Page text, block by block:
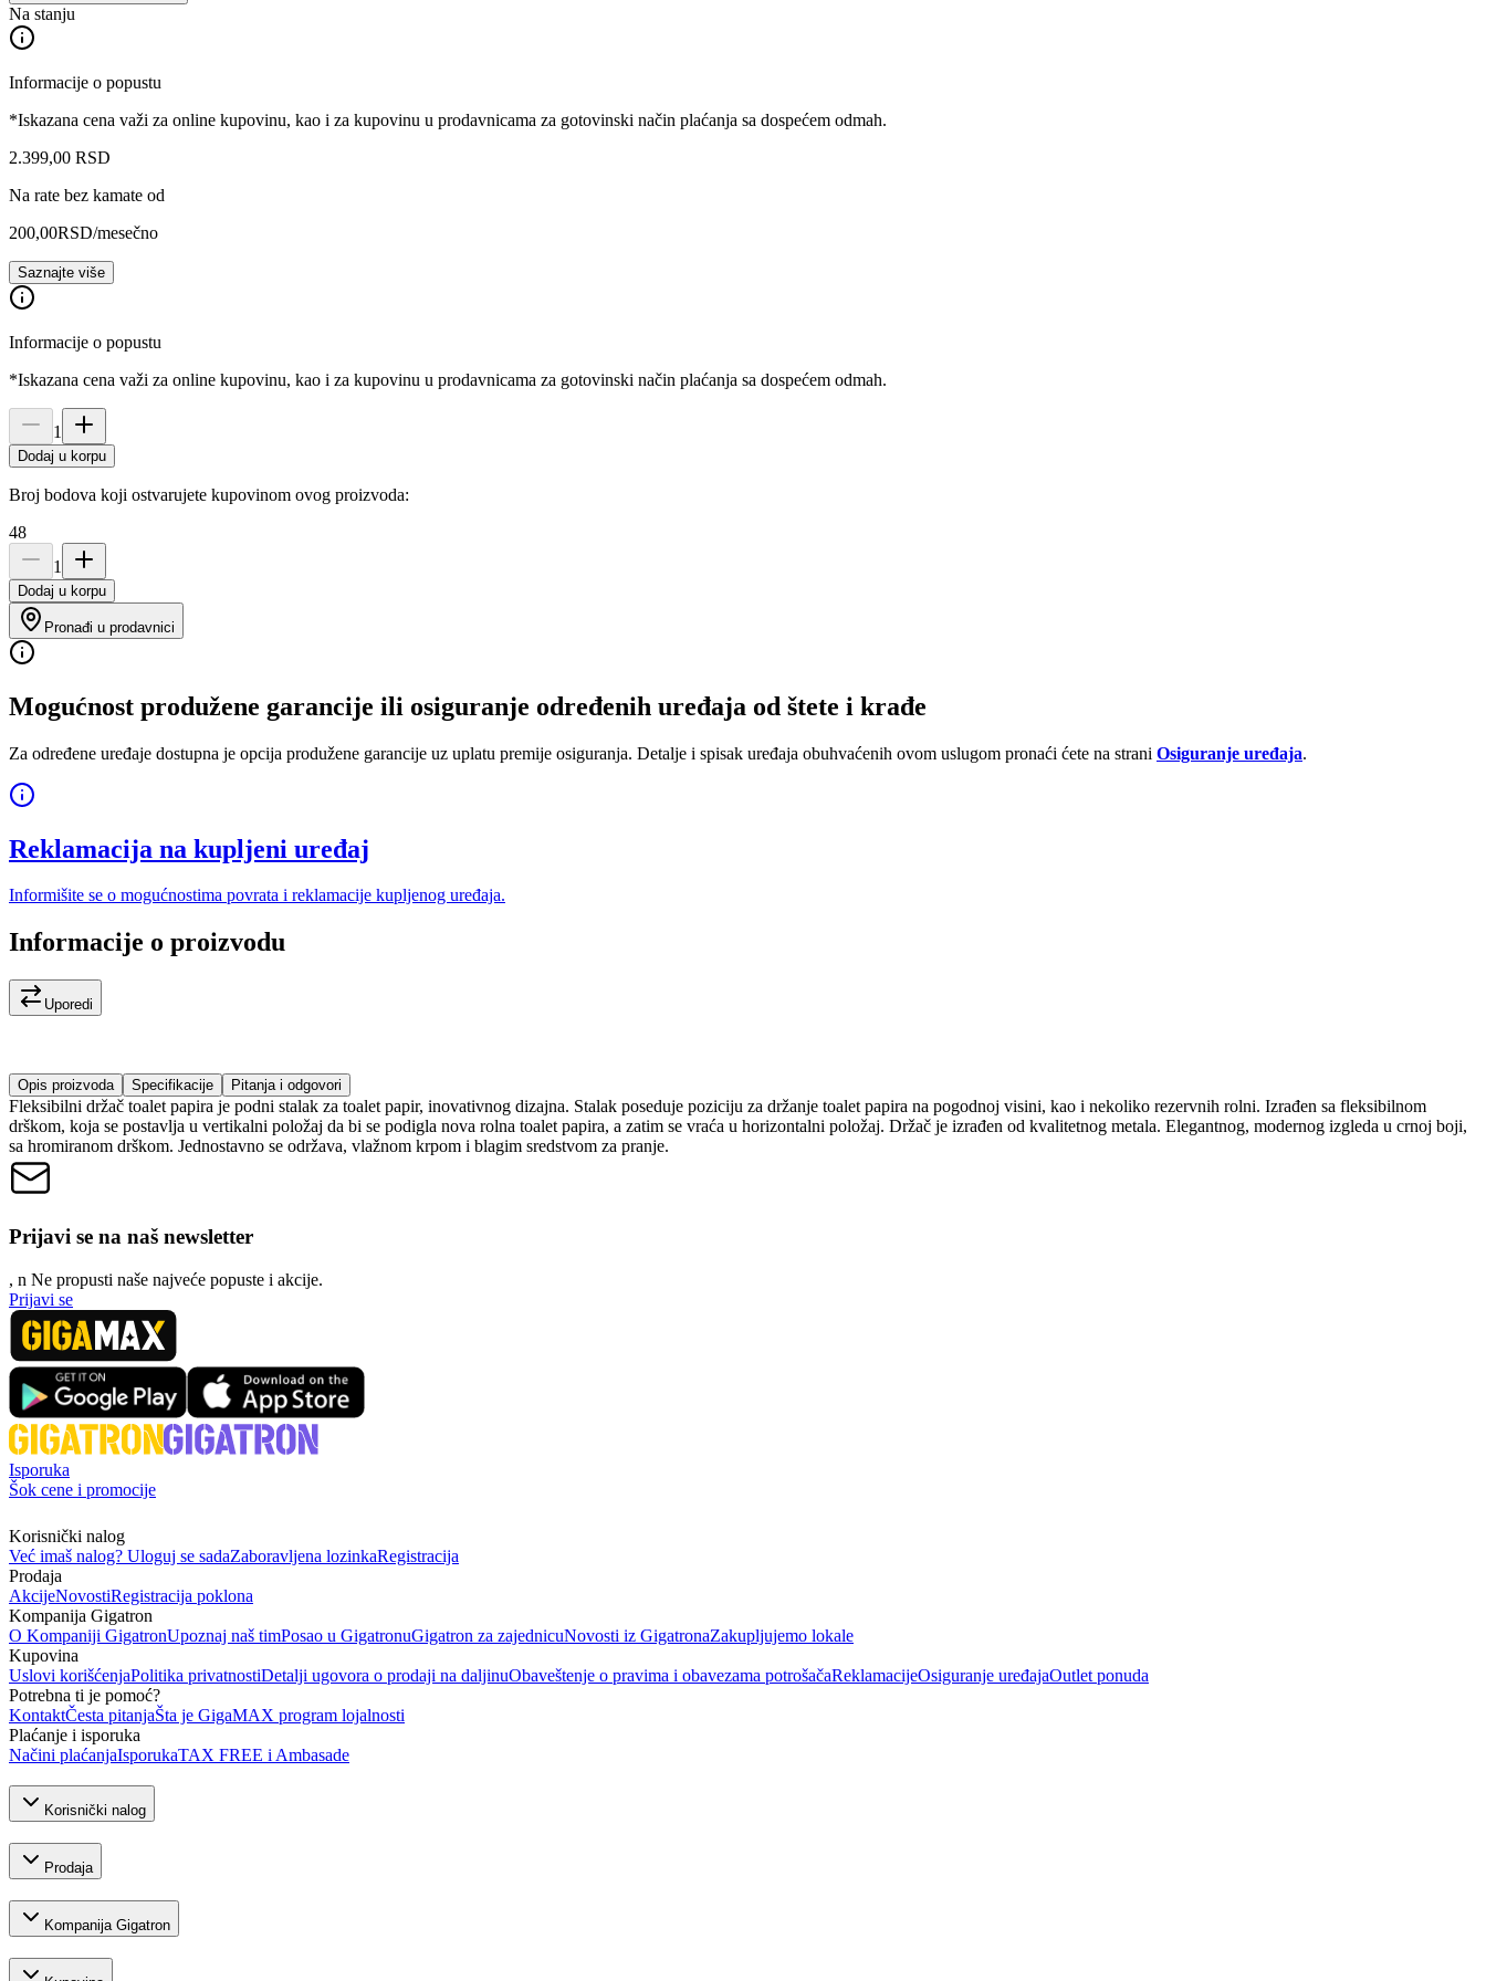
Na stanju
Informacije o popustu
*Iskazana cena važi za online kupovinu, kao i za kupovinu u prodavnicama za gotovinski način plaćanja sa dospećem odmah.
2.399,00 RSD
Na rate bez kamate od
200,00RSD/mesečno
Saznajte više
Informacije o popustu
*Iskazana cena važi za online kupovinu, kao i za kupovinu u prodavnicama za gotovinski način plaćanja sa dospećem odmah.
1
Dodaj u korpu
Broj bodova koji ostvarujete kupovinom ovog proizvoda:
48
1
Dodaj u korpu
Pronađi u prodavnici
Mogućnost produžene garancije ili osiguranje određenih uređaja od štete i krađe
Za određene uređaje dostupna je opcija produžene garancije uz uplatu premije osiguranja. Detalje i spisak uređaja obuhvaćenih ovom uslugom pronaći ćete na strani Osiguranje uređaja.
Reklamacija na kupljeni uređaj
Informišite se o mogućnostima povrata i reklamacije kupljenog uređaja.
Informacije o proizvodu
Uporedi
Opis proizvoda Specifikacije Pitanja i odgovori
Fleksibilni držač toalet papira je podni stalak za toalet papir, inovativnog dizajna. Stalak poseduje poziciju za držanje toalet papira na pogodnoj visini, kao i nekoliko rezervnih rolni. Izrađen sa fleksibilnom
drškom, koja se postavlja u vertikalni položaj da bi se podigla nova rolna toalet papira, a zatim se vraća u horizontalni položaj. Držač je izrađen od kvalitetnog metala. Elegantnog, modernog izgleda u crnoj boji,
sa hromiranom drškom. Jednostavno se održava, vlažnom krpom i blagim sredstvom za pranje.
Prijavi se na naš newsletter
, n Ne propusti naše najveće popuste i akcije.
Prijavi se
Isporuka
Šok cene i promocije
Korisnički nalog
Već imaš nalog? Uloguj se sadaZaboravljena lozinkaRegistracija
Prodaja
AkcijeNovostiRegistracija poklona
Kompanija Gigatron
O Kompaniji GigatronUpoznaj naš timPosao u GigatronuGigatron za zajednicuNovosti iz GigatronaZakupljujemo lokale
Kupovina
Uslovi korišćenjaPolitika privatnostiDetalji ugovora o prodaji na daljinuObaveštenje o pravima i obavezama potrošačaReklamacijeOsiguranje uređajaOutlet ponuda
Potrebna ti je pomoć?
KontaktČesta pitanjaŠta je GigaMAX program lojalnosti
Plaćanje i isporuka
Načini plaćanjaIsporukaTAX FREE i Ambasade
Korisnički nalog
Prodaja
Kompanija Gigatron